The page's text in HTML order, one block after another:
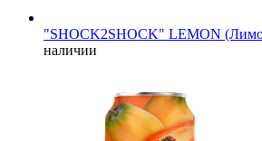
"SHOCK2SHOCK" LEMON
наличии